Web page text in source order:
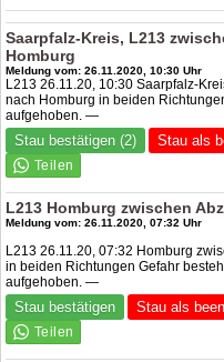
Saarpfalz-Kreis, L213
Homburg
Meldung vom: 26.11.2020, 10:30 Uhr
L213 26.11.20, 10:30 Saarpfalz-
nach Homburg in beiden
aufgehoben. —
Stau bestätigen (2) Stau als
L213 Homburg zwischen
Meldung vom: 26.11.2020, 07:32 Uhr
L213 26.11.20, 07:32 Homburg
in beiden Richtungen Gefahr
aufgehoben. —
Stau bestätigen Stau als